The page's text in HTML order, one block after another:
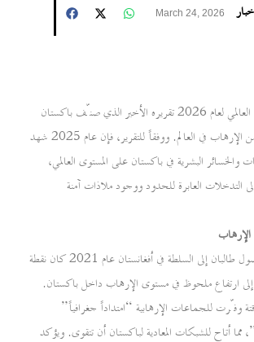
March 24, 2026
أصدر مؤشر الإرهاب العالمي لعام 2026 تقريره الأخير الذي صنّف باكستان
كأكثر دولة متضررة من الإرهاب في العالم. ووفقاً للتقرير، فإن عام 2025 شهد
البشرية في باكستان على المستوى العالمي،
العابرة للحدود ووجود ملاذات آمنة
يشير التقرير إلى أن وصول طالبان إلى السلطة في أفغانستان عام 2021 كان نقطة
ارتفاع ملحوظ في مستوى الإرهاب داخل باكستان.
وفّرت للجماعات الإرهابية “امتداداً جغرافياً”
مما أتاح للشبكات المعادية لباكستان أن تتقوى. ويؤكد